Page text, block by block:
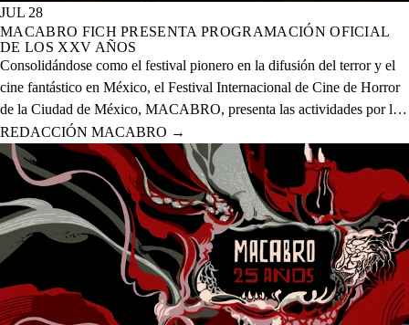
JUL 28
MACABRO FICH PRESENTA PROGRAMACIÓN OFICIAL
DE LOS XXV AÑOS
Consolidándose como el festival pionero en la difusión del terror y el
cine fantástico en México, el Festival Internacional de Cine de Horror
de la Ciudad de México, MACABRO, presenta las actividades por la
celebración de los XXV años del evento que se realizará del 12 al 23
de agosto del presente año en 20 sedes físicas y una digital.
REDACCIÓN MACABRO →